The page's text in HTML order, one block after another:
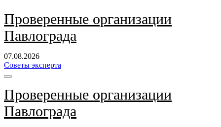
Перейти
к
содержанию
Проверенные организации
Павлограда
07.08.2026
Советы эксперта
Проверенные организации
Павлограда